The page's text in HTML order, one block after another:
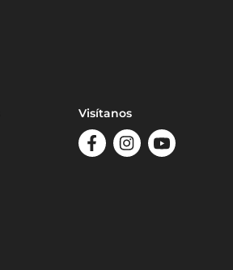
Visítanos